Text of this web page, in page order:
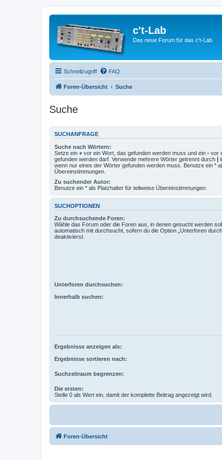
c't-Lab
Das neue Forum für das c't-Lab
Schnellzugriff FAQ
Foren-Übersicht Suche
Suche
SUCHANFRAGE
Suche nach Wörtern:
Setze ein + vor ein Wort, das gefunden werden muss und ein - vor
gefunden werden darf. Verwende mehrere Wörter getrennt durch |
wenn nur eines der Wörter gefunden werden muss. Benutze ein *
Übereinstimmungen.
Zu suchender Autor:
Benutze ein * als Platzhalter für teilweise Übereinstimmungen.
SUCHOPTIONEN
Zu durchsuchende Foren:
Wähle das Forum oder die Foren aus, in denen gesucht werden
automatisch mit durchsucht, sofern du die Option „Unterforen
deaktivierst.
Unterforen durchsuchen:
Innerhalb suchen:
Ergebnisse anzeigen als:
Ergebnisse sortieren nach:
Suchzeitraum begrenzen:
Die ersten:
Stelle 0 als Wert ein, damit der komplette Beitrag angezeigt wird.
Foren-Übersicht